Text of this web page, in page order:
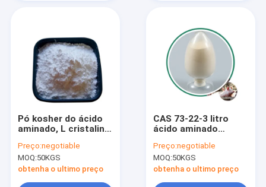
Pó kosher do ácido
aminado, L cristalino
metionina
Preço:negotiable
MOQ:50KGS
obtenha o ultimo preço
CAS 73-22-3 litro
ácido aminado
25kg/Carton do
triptofano
Preço:negotiable
MOQ:50KGS
obtenha o ultimo preço